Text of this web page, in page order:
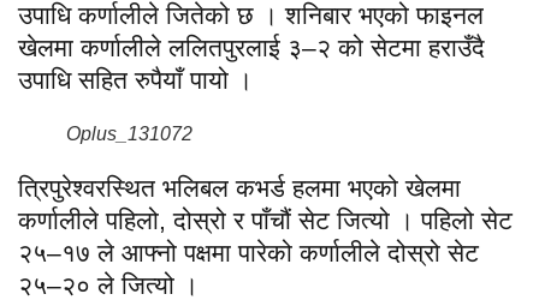
उपाधि कर्णालीले जितेको छ । शनिबार भएको फाइनल
खेलमा कर्णालीले ललितपुरलाई ३–२ को सेटमा हराउँदै
उपाधि सहित रुपैयाँ पायो ।
Oplus_131072
त्रिपुरेश्वरस्थित भलिबल कभर्ड हलमा भएको खेलमा
कर्णालीले पहिलो, दोस्रो र पाँचौं सेट जित्यो । पहिलो सेट
२५–१७ ले आफ्नो पक्षमा पारेको कर्णालीले दोस्रो सेट
२५–२० ले जित्यो ।